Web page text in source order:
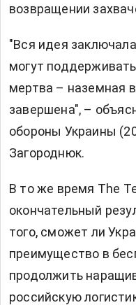
возвращении
"Вся идея
могут
мертва – наземная
завершена", –
обороны Украины
Загороднюк.
В то же время The
окончательный
того, сможет ли
преимущество в
продолжить
российскую